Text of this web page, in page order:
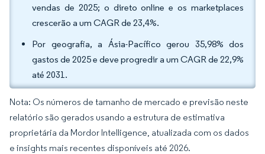
vendas de 2025; o direto online e os marketplaces
crescerão a um CAGR de 23,4%.
Por geografia, a Ásia-Pacífico gerou 35,98% dos
gastos de 2025 e deve progredir a um CAGR de 22,9%
até 2031.
Nota: Os números de tamanho de mercado e previsão neste
relatório são gerados usando a estrutura de estimativa
proprietária da Mordor Intelligence, atualizada com os dados
e insights mais recentes disponíveis até 2026.